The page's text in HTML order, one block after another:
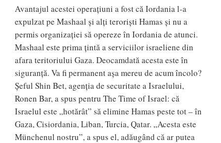
Avantajul acestei operațiuni a fost că Iordania l-a
expulzat pe Mashaal și alți teroriști Hamas și nu a
permis organizației să opereze în Iordania de atunci.
Mashaal este prima țintă a serviciilor israeliene din
afara teritoriului Gaza. Deocamdată acesta este în
siguranță. Va fi permanent așa mereu de acum încolo?
Șeful Shin Bet, agenția de securitate a Israelului,
Ronen Bar, a spus pentru The Time of Israel: că
Israelul este „hotărât” să elimine Hamas peste tot – în
Gaza, Cisiordania, Liban, Turcia, Qatar. „Acesta este
Münchenul nostru”, a spus el, adăugând că ar putea